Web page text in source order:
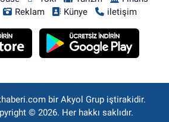
Reklam Künye iletişim
bir Akyol Grup iştirakidir.
© 2026. Her hakkı saklıdır.